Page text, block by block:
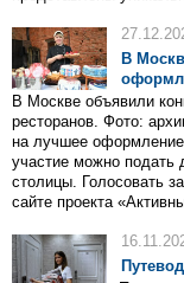
В
В Москве объявили
ресторанов. Фото:
на лучшее оформление
участие можно подать
столицы. Голосовать
сайте проекта